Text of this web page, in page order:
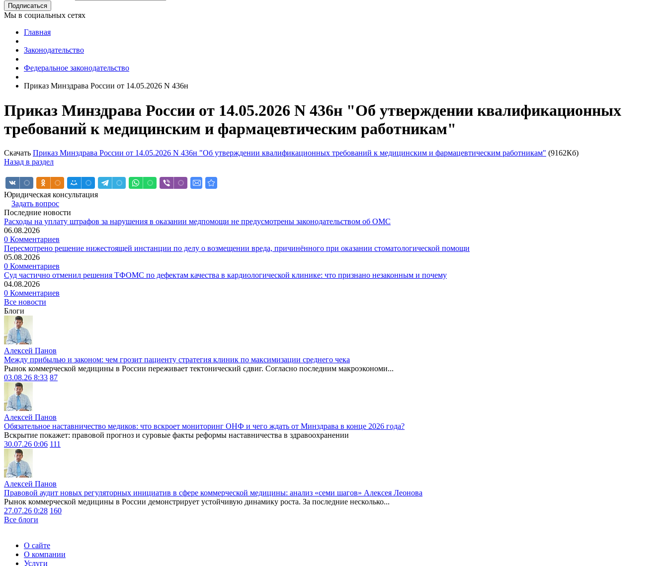
Подписаться
Мы в социальных сетях
Главная
Законодательство
Федеральное законодательство
Приказ Минздрава России от 14.05.2026 N 436н
Приказ Минздрава России от 14.05.2026 N 436н "Об утверждении квалификационных
требований к медицинским и фармацевтическим работникам"
Скачать Приказ Минздрава России от 14.05.2026 N 436н "Об утверждении квалификационных требований к медицинским и фармацевтическим работникам" (9162Кб)
Назад в раздел
Юридическая консультация
Задать вопрос
Последние новости
Расходы на уплату штрафов за нарушения в оказании медпомощи не предусмотрены законодательством об ОМС
06.08.2026
0 Комментариев
Пересмотрено решение нижестоящей инстанции по делу о возмещении вреда, причинённого при оказании стоматологической помощи
05.08.2026
0 Комментариев
Суд частично отменил решения ТФОМС по дефектам качества в кардиологической клинике: что признано незаконным и почему
04.08.2026
0 Комментариев
Все новости
Блоги
Алексей Панов
Между прибылью и законом: чем грозит пациенту стратегия клиник по максимизации среднего чека
Рынок коммерческой медицины в России переживает тектонический сдвиг. Согласно последним макроэкономи...
03.08.26 8:33 87
Алексей Панов
Обязательное наставничество медиков: что вскроет мониторинг ОНФ и чего ждать от Минздрава в конце 2026 года?
Вскрытие покажет: правовой прогноз и суровые факты реформы наставничества в здравоохранении
30.07.26 0:06 111
Алексей Панов
Правовой аудит новых регуляторных инициатив в сфере коммерческой медицины: анализ «семи шагов» Алексея Леонова
Рынок коммерческой медицины в России демонстрирует устойчивую динамику роста. За последние несколько...
27.07.26 0:28 160
Все блоги
О сайте
О компании
Услуги